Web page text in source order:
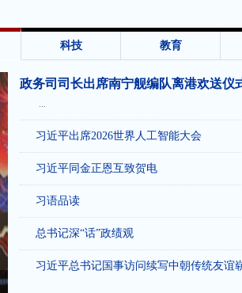
科技 教育
政务司司长出席南宁舰编队离港欢送仪
...
习近平出席2026世界人工智能大会
习近平同金正恩互致贺电
习语品读
总书记深“话”政绩观
习近平总书记国事访问续写中朝传统友谊